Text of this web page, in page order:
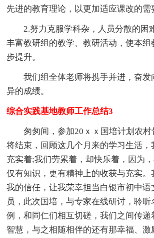
先进的教育理论，以更加适应课改的需
2.努力克服学科杂，人员分散的困
丰富教研组的教学、教研活动，使本组
步提升。
我们组全体老师将携手并进，奋发
异的成绩。
综合实践基地教师工作总结3
匆匆间，参加20ｘｘ国培计划农村
将结束，回顾这几个月来的学习生活，
充实着;我们劳累着，却快乐着，因为
仅有知识，更有精神上的收获与充实。
我的信任，让我荣幸担当白银市初中语
员，此次国培，与专家在线研讨，聆
例，和同仁们相互切磋，我们之间传递
智慧，与之相随相伴的还有那幸福、激